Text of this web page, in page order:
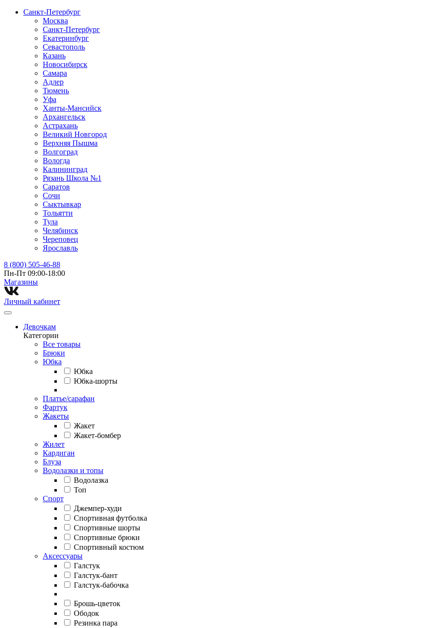
Санкт-Петербург
Москва
Санкт-Петербург
Екатеринбург
Севастополь
Казань
Новосибирск
Самара
Адлер
Тюмень
Уфа
Ханты-Мансийск
Архангельск
Астрахань
Великий Новгород
Верхняя Пышма
Волгоград
Вологда
Калининград
Рязань Школа №1
Саратов
Сочи
Сыктывкар
Тольятти
Тула
Челябинск
Череповец
Ярославль
8 (800) 505-46-88
Пн-Пт 09:00-18:00
Магазины⁠
Личный кабинет
Девочкам
Категории
Все товары
Брюки
Юбка
Юбка
Юбка-шорты
Платье/сарафан
Фартук
Жакеты
Жакет
Жакет-бомбер
Жилет
Кардиган
Блуза
Водолазки и топы
Водолазка
Топ
Спорт
Джемпер-худи
Спортивная футболка
Спортивные шорты
Спортивные брюки
Спортивный костюм
Аксессуары
Галстук
Галстук-бант
Галстук-бабочка
Брошь-цветок
Ободок
Резинка пара